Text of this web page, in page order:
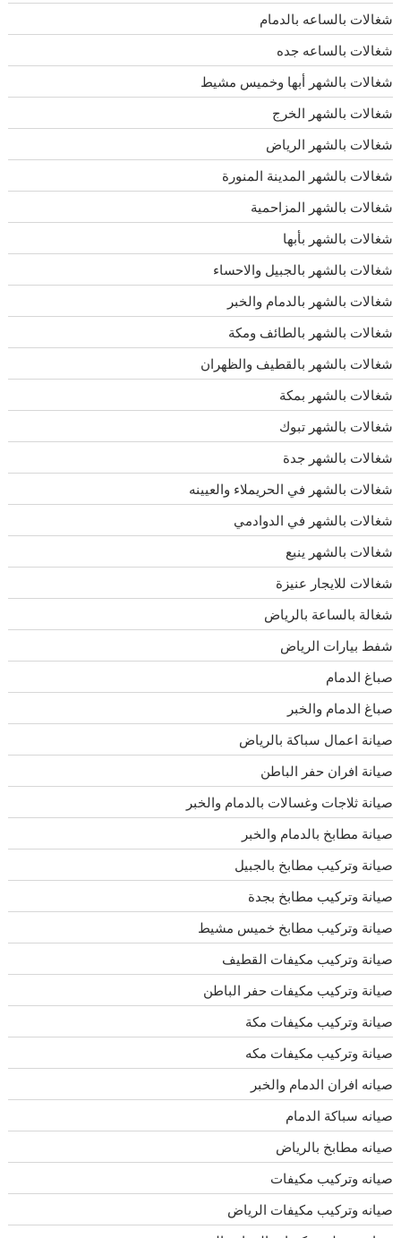
شغالات بالساعه بالدمام
شغالات بالساعه جده
شغالات بالشهر أبها وخميس مشيط
شغالات بالشهر الخرج
شغالات بالشهر الرياض
شغالات بالشهر المدينة المنورة
شغالات بالشهر المزاحمية
شغالات بالشهر بأبها
شغالات بالشهر بالجبيل والاحساء
شغالات بالشهر بالدمام والخبر
شغالات بالشهر بالطائف ومكة
شغالات بالشهر بالقطيف والظهران
شغالات بالشهر بمكة
شغالات بالشهر تبوك
شغالات بالشهر جدة
شغالات بالشهر في الحريملاء والعيينه
شغالات بالشهر في الدوادمي
شغالات بالشهر ينبع
شغالات للايجار عنيزة
شغالة بالساعة بالرياض
شفط بيارات الرياض
صباغ الدمام
صباغ الدمام والخبر
صيانة اعمال سباكة بالرياض
صيانة افران حفر الباطن
صيانة ثلاجات وغسالات بالدمام والخبر
صيانة مطابخ بالدمام والخبر
صيانة وتركيب مطابخ بالجبيل
صيانة وتركيب مطابخ بجدة
صيانة وتركيب مطابخ خميس مشيط
صيانة وتركيب مكيفات القطيف
صيانة وتركيب مكيفات حفر الباطن
صيانة وتركيب مكيفات مكة
صيانة وتركيب مكيفات مكه
صيانه افران الدمام والخبر
صيانه سباكة الدمام
صيانه مطابخ بالرياض
صيانه وتركيب مكيفات
صيانه وتركيب مكيفات الرياض